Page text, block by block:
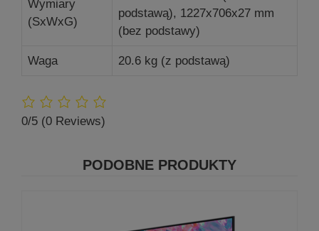
Wymiary
(SxWxG)
podstawą), 1227x706x27 mm
(bez podstawy)
Waga 20.6 kg (z podstawą)
0/5 (0 Reviews)
PODOBNE PRODUKTY